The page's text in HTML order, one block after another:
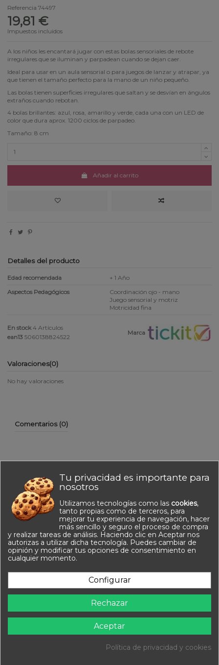
Referencia 74497
19,81 €
Impuestos incluidos
A los niños les encantará jugar con estas bolas sensoriales de rebote
irregulares que se iluminan y parpadean cuando se dejan caer.
Ideal para usar en un aula sensorial o para juegos de lanzar y atrapar, ya
que tienen el tamaño perfecto para la mano de un niño pequeño.
Las bolas tienen superficies irregulares que saltan y se desvían en ángulos
extraños cuando rebotan.
4 bolas brillantes: azul, rosa, amarillo y verde, cada una con un LED de
color que dura aprox. 1200 ciclos de parpadeo.
Tamaño: 8 cm
Añadir al carrito
Detalles del producto
Edad recomendada
+ 1 Año
Aspectos Pedagógicos
Coordinación ojo - mano
Juego sensorial y motriz
Motricidad fina
Marca
En stock 4 Artículos
ean13 5060138824522
Valoraciones(0)
No hay valoraciones
Comentarios (0)
No hay reseñas de clientes en este momento.
Información
Contacto
Síguenos
Tu privacidad es importante para
nosotros
Utilizamos tecnologías como las cookies,
tanto propias como de terceros, para
mejorar tu experiencia de navegación, hacer
más sencillo y seguro el proceso de compra
y realizar tareas de análisis. Haciendo clic en Aceptar nos
autorizas a utilizar dicha tecnología. Puedes cambiar de
opinión y modificar tus opciones de consentimiento en
cualquier momento.
Configurar
Rechazar
Aceptar
Política de privacidad y cookies